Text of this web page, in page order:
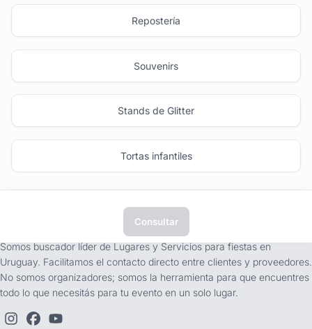
Repostería
Souvenirs
Stands de Glitter
Tortas infantiles
Consultar
Somos buscador líder de Lugares y Servicios para fiestas en
Uruguay. Facilitamos el contacto directo entre clientes y proveedores.
No somos organizadores; somos la herramienta para que encuentres
todo lo que necesitás para tu evento en un solo lugar.